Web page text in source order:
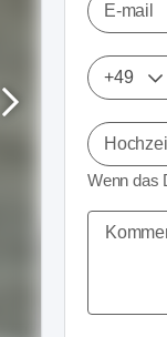
E-mail
Wenn das